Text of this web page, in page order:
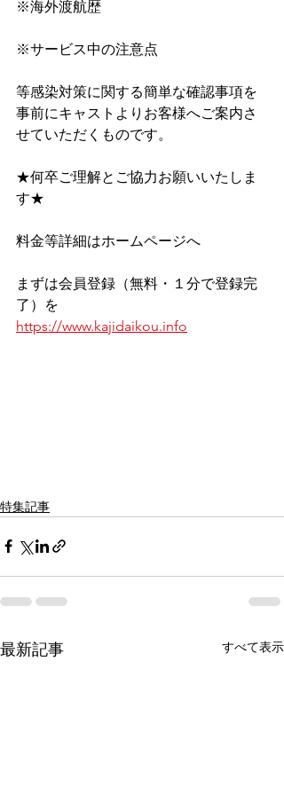
※海外渡航歴
※サービス中の注意点
等感染対策に関する簡単な確認事項を
事前にキャストよりお客様へご案内さ
せていただくものです。
★何卒ご理解とご協力お願いいたしま
す★
料金等詳細はホームページへ
まずは会員登録（無料・１分で登録完
了）を
https://www.kajidaikou.info
特集記事
最新記事 すべて表示